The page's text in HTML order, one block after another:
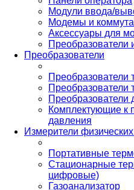
Модули ввода/
Модемы и
Аксессуары для
Преобразователи
Преобразователи
Преобразователи
Преобразователи
Преобразователи
Комплектующие к
давления
Измерители
Портативные
Стационарные
цифровые)
Газоанализатор